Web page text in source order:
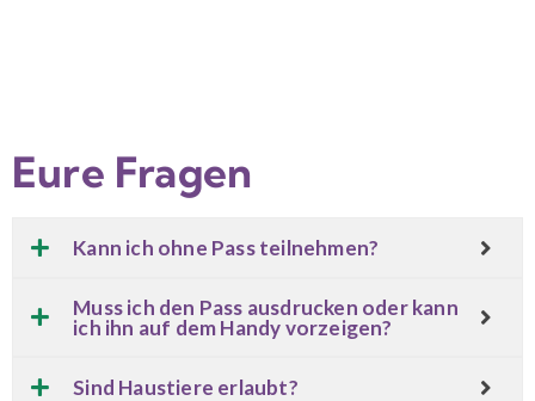
Eure Fragen
Kann ich ohne Pass teilnehmen?
Muss ich den Pass ausdrucken oder kann
ich ihn auf dem Handy vorzeigen?
Sind Haustiere erlaubt?